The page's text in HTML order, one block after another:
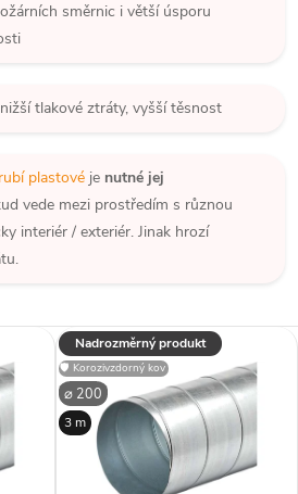
směrnic i větší úsporu
tlakové ztráty, vyšší těsnost
plastové je nutné jej
vede mezi prostředím s různou
interiér / exteriér. Jinak hrozí
Nadrozměrný produkt
⌀ 200
🛡️ Korozivzdorný kov
3 m